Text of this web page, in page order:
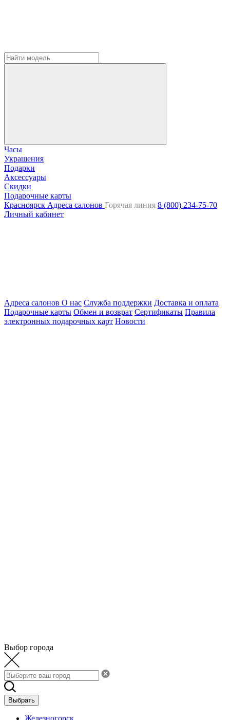
Часы
Украшения
Подарки
Аксессуары
Скидки
Подарочные карты
Красноярск Адреса салонов Горячая линия 8 (800) 234-75-70
Личный кабинет
Адреса салонов О нас Служба поддержки Доставка и оплата
Подарочные карты Обмен и возврат Сертификаты Правила
электронных подарочных карт Новости
Выбор города
Выбрать
Железногорск